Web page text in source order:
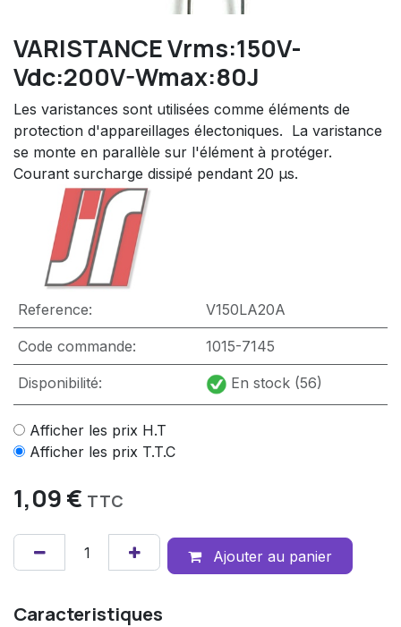
VARISTANCE Vrms:150V-
Vdc:200V-Wmax:80J
Les varistances sont utilisées comme éléments de
protection d'appareillages électoniques.  La varistance
se monte en parallèle sur l'élément à protéger. 
Courant surcharge dissipé pendant 20 µs.
Reference: V150LA20A
Code commande: 1015-7145
Disponibilité: En stock (56)
Afficher les prix H.T
Afficher les prix T.T.C
1,09€ TTC
Ajouter au panier
Caracteristiques